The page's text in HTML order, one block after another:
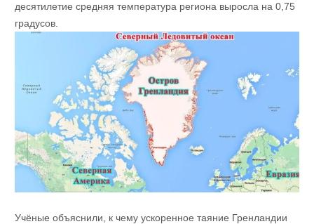
десятилетие средняя температура региона выросла на 0,75
градусов.
Учёные объяснили, к чему ускоренное таяние Гренландии